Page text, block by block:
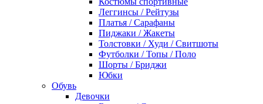
Леггинсы / Рейтузы
Платья / Сарафаны
Пиджаки / Жакеты
Толстовки / Худи / Свитшоты
Футболки / Топы / Поло
Шорты / Бриджи
Юбки
Обувь
Девочки